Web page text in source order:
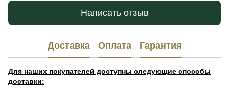
Написать отзыв
Доставка Оплата Гарантия
Для наших покупателей доступны следующие способы
доставки: